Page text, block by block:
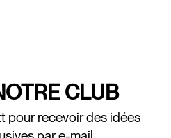
CLUB
pour recevoir des idées